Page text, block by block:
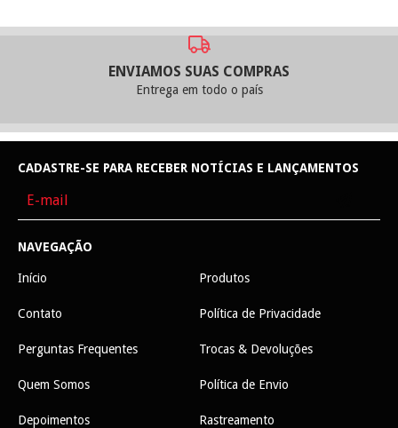
ENVIAMOS SUAS COMPRAS
Entrega em todo o país
CADASTRE-SE PARA RECEBER NOTÍCIAS E LANÇAMENTOS
NAVEGAÇÃO
Início Produtos
Contato Política de Privacidade
Perguntas Frequentes Trocas & Devoluções
Quem Somos Política de Envio
Depoimentos Rastreamento